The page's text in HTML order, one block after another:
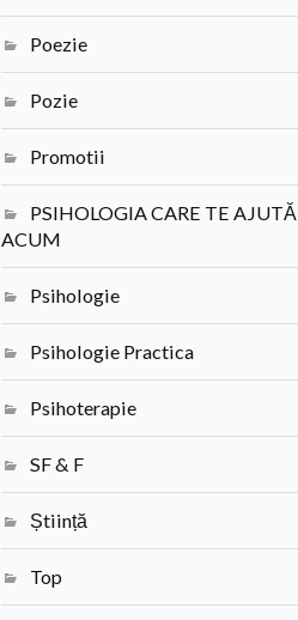
Poezie
Pozie
Promotii
PSIHOLOGIA CARE TE AJUTĂ
ACUM
Psihologie
Psihologie Practica
Psihoterapie
SF & F
Știință
Top